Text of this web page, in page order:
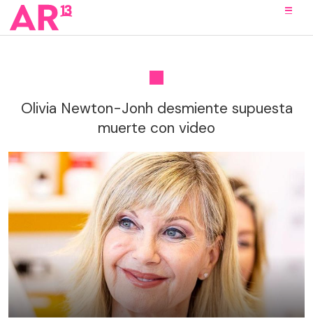
Olivia Newton-Jonh desmiente supuesta
muerte con video